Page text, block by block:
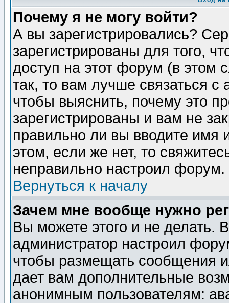
Почему я не могу войти?
А вы зарегистрировались?
зарегистрированы для того,
доступ на этот форум (в этом
так, то вам лучше связаться
чтобы выяснить, почему это
зарегистрированы и вам не
правильно ли вы вводите
этом, если же нет, то
неправильно настроил форум.
Вернуться к началу
Зачем мне вообще нужно
Вы можете этого и не делать.
администратор настроил
чтобы размещать сообщения
дает вам дополнительные
анонимным пользователям: